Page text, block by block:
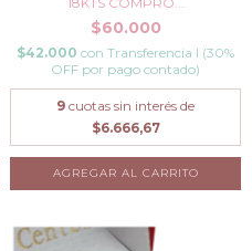
$60.000
$42.000 con Transferencia I (30%
OFF por pago contado)
9 cuotas sin interés de
$6.666,67
AGREGAR AL CARRITO